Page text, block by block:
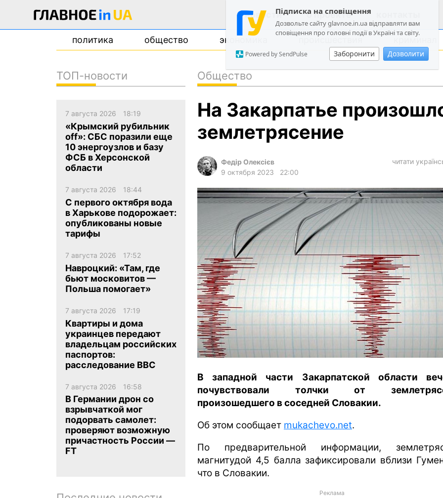
Підписка на сповіщення
Дозвольте сайту glavnoe.in.ua відправляти вам
сповіщення про головні події в Україні та світу.
Заборонити Дозволити
Powered by SendPulse
новости о проекте
политика общество экономика происшествия криминал
политика
общество
экономика
происшествия
спорт
лонгриды
харьков
архив
gambling
en
Общество
На Закарпатье
землетрясение
Федір Олексієв
9 октября 2023
22:00
читати
В западной части Закарпатской области
почувствовали толчки от
произошедшего в соседней Словакии.
Об этом сообщает mukachevo.net.
По предварительной информации,
магнитудой 4,5 балла зафиксировали вблизи
что в Словакии.
Реклама
ТОП-новости
7 августа 2026 18:19
«Крымский рубильник
off»: СБС поразили еще
10 энергоузлов и базу
ФСБ в Херсонской
области
7 августа 2026 18:44
С первого октября вода
в Харькове подорожает:
опубликованы новые
тарифы
7 августа 2026 17:52
Навроцкий: «Там, где
бьют московитов —
Польша помогает»
7 августа 2026 17:19
Квартиры и дома
украинцев передают
владельцам российских
паспортов:
расследование BBC
7 августа 2026 16:58
В Германии дрон со
взрывчаткой мог
подорвать самолет:
проверяют возможную
причастность России —
FT